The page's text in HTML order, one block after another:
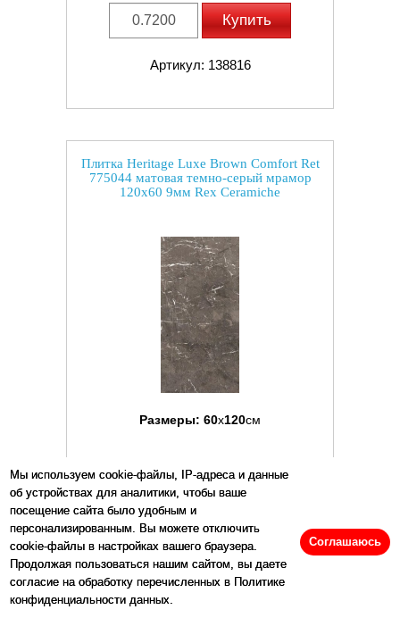
Мы используем cookie-файлы, IP-адреса и данные
об устройствах для аналитики, чтобы ваше
посещение сайта было удобным и
персонализированным. Вы можете отключить
cookie-файлы в настройках вашего браузера.
Продолжая пользоваться нашим сайтом, вы даете
согласие на обработку перечисленных в Политике
конфиденциальности данных.
Соглашаюсь
Купить
Артикул: 138816
Плитка Heritage Luxe Brown Comfort Ret
775044 матовая темно-серый мрамор
120x60 9мм Rex Ceramiche
Размеры: 60x120см
Артикул: 138815